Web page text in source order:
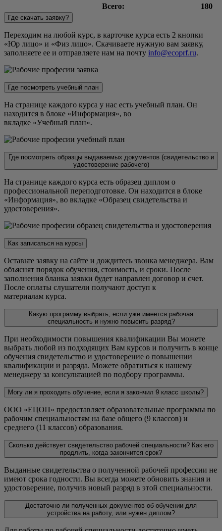
Всего:
180
Где скачать заявку?
Переходим на любой курс, в карточке курса есть 2 кнопки
«Юр лицо» и «Физ лицо». Скачиваете нужную вам заявку,
заполняете ее и отправляете нам на почту info@ecoprf.ru.
Где посмотреть учебный план
На странице каждого курса у нас есть учебный план. Он
находится в блоке «Информация», во
вкладке «Учебный план».
Где посмотреть образцы выдаваемых документов (свидетельство и
удостоверение рабочего)
На странице каждого курса есть образец диплом о
профессиональной переподготовке. Он находится в блоке
«Информация», во вкладке «Образец свидетельства и
удостоверения».
Как записаться на курсы
Оставьте заявку на сайте и дождитесь звонка менеджера. Вам
объяснят порядок обучения, стоимость, и сроки. После
заполнения бланка заявки будет направлен договор и счет.
После оплаты слушатели получают доступ к
материалам курса.
Какую программу выбрать, если уже имеется рабочая
специальность и нужно повысить разряд?
При необходимости повышения квалификации Вы можете
выбрать любой из подходящих Вам курсов и получить в конце
обучения свидетельство и удостоверение о повышении
квалификации и разряда. Можете обратиться к нашему
менеджеру за консультацией по подбору программы.
Могу ли я проходить обучение, если я закончил 9 класс школы?
ООО «ЕЦОП» предоставляет образовательные программы по
рабочим специальностям на базе общего (9 классов) и
среднего (11 классов) образования.
Сколько действует свидетельство рабочей специальности? Как его
продлить, когда закончится срок?
Выданные свидетельства о полученной рабочей профессии не
имеют срока годности. Вы всегда можете обновить знания и
удостоверение, получив новый разряд в этой специальности.
Достаточно ли полученных документов об обучении для
устройства на работу, или нужен диплом?